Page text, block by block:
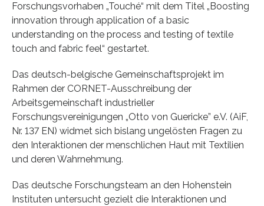
Forschungsvorhaben „Touché“ mit dem Titel „Boosting
innovation through application of a basic
understanding on the process and testing of textile
touch and fabric feel“ gestartet.
Das deutsch-belgische Gemeinschaftsprojekt im
Rahmen der CORNET-Ausschreibung der
Arbeitsgemeinschaft industrieller
Forschungsvereinigungen „Otto von Guericke” e.V. (AiF,
Nr. 137 EN) widmet sich bislang ungelösten Fragen zu
den Interaktionen der menschlichen Haut mit Textilien
und deren Wahrnehmung.
Das deutsche Forschungsteam an den Hohenstein
Instituten untersucht gezielt die Interaktionen und